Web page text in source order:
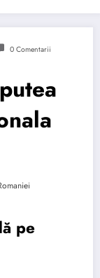
0 Comentarii
pe